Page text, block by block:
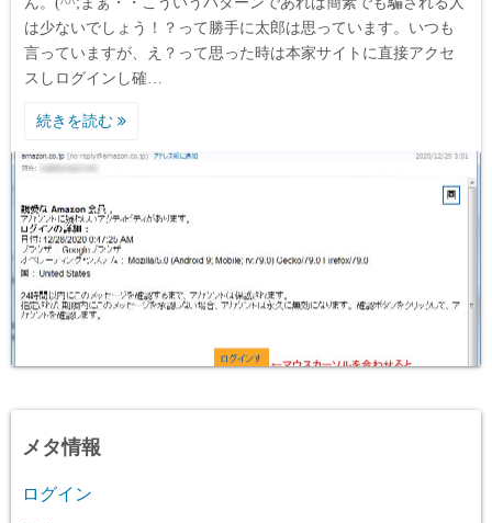
は少ないでしょう！？って勝手に太郎は思っています。いつも
言っていますが、え？って思った時は本家サイトに直接アクセ
スしログインし確…
続きを読む
メタ情報
ログイン